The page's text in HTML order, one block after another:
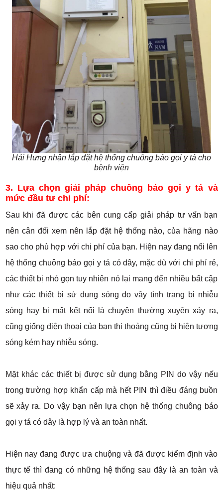
Hải Hưng nhận lắp đặt hệ thống chuông báo gọi y tá cho
bệnh viện
3. Lựa chọn giải pháp chuông báo gọi y tá và
mức đầu tư chi phí:
Sau khi đã được các bên cung cấp giải pháp tư vấn bạn
nên cân đối xem nên lắp đặt hệ thống nào, của hãng nào
sao cho phù hợp với chi phí của bạn. Hiện nay đang nổi lên
hệ thống chuông báo gọi y tá có dây, mặc dù với chi phí rẻ,
các thiết bị nhỏ gọn tuy nhiên nó lại mang đến nhiều bất cập
như các thiết bị sử dụng sóng do vậy tình trạng bị nhiễu
sóng hay bị mất kết nối là chuyện thường xuyên xảy ra,
cũng giống điện thoại của bạn thi thoảng cũng bị hiện tượng
sóng kém hay nhiễu sóng.
Mặt khác các thiết bị được sử dụng bằng PIN do vậy nếu
trong trường hợp khẩn cấp mà hết PIN thì điều đáng buồn
sẽ xảy ra. Do vậy bạn nên lựa chọn hệ thống chuông báo
gọi y tá có dây là hợp lý và an toàn nhất.
Hiện nay đang được ưa chuộng và đã được kiểm định vào
thực tế thì đang có những hệ thống sau đây là an toàn và
hiệu quả nhất: